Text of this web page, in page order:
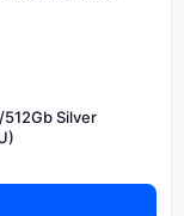
Silver